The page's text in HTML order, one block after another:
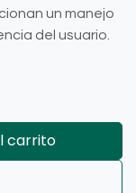
un manejo
del usuario.
carrito